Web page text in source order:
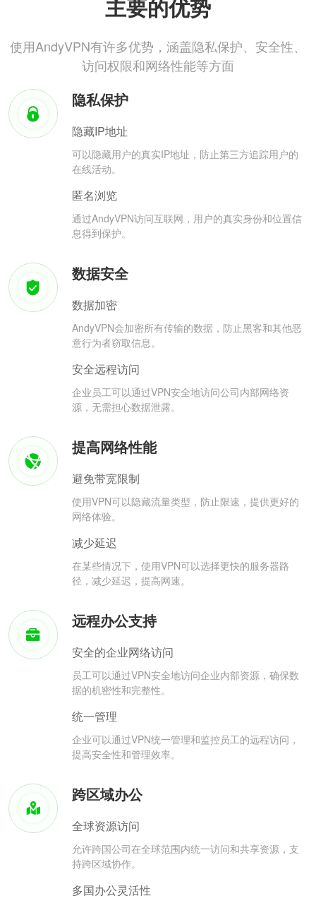
主要的优势
使用AndyVPN有许多优势，涵盖隐私保护、安全性、
访问权限和网络性能等方面
隐私保护
隐藏IP地址
可以隐藏用户的真实IP地址，防止第三方追踪用户的
在线活动。
匿名浏览
通过AndyVPN访问互联网，用户的真实身份和位置信
息得到保护。
数据安全
数据加密
AndyVPN会加密所有传输的数据，防止黑客和其他恶
意行为者窃取信息。
安全远程访问
企业员工可以通过VPN安全地访问公司内部网络资
源，无需担心数据泄露。
提高网络性能
避免带宽限制
使用VPN可以隐藏流量类型，防止限速，提供更好的
网络体验。
减少延迟
在某些情况下，使用VPN可以选择更快的服务器路
径，减少延迟，提高网速。
远程办公支持
安全的企业网络访问
员工可以通过VPN安全地访问企业内部资源，确保数
据的机密性和完整性。
统一管理
企业可以通过VPN统一管理和监控员工的远程访问，
提高安全性和管理效率。
跨区域办公
全球资源访问
允许跨国公司在全球范围内统一访问和共享资源，支
持跨区域协作。
多国办公灵活性